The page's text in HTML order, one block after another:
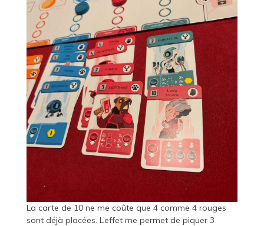
La carte de 10 ne me coûte que 4 comme 4 rouges
sont déjà placées. L’effet me permet de piquer 3